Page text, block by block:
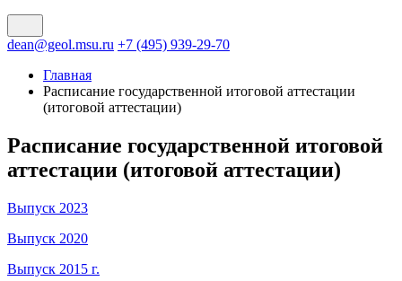
dean@geol.msu.ru +7 (495) 939-29-70
Главная
Расписание государственной итоговой аттестации
(итоговой аттестации)
Расписание государственной итоговой
аттестации (итоговой аттестации)
Выпуск 2023
Выпуск 2020
Выпуск 2015 г.